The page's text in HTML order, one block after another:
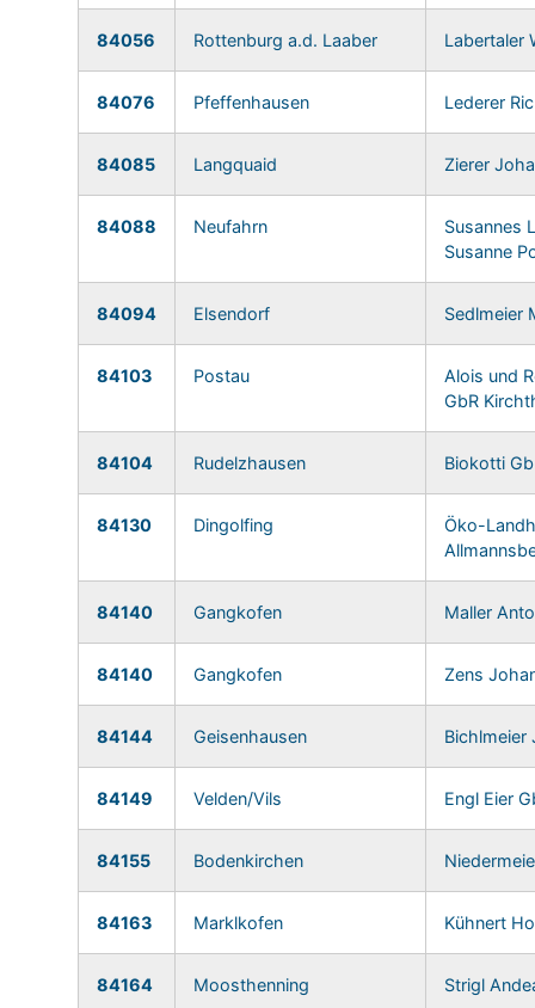
84056 Rottenburg a.d. Laaber Labertaler
84076 Pfeffenhausen Lederer
84085 Langquaid Zierer
84088 Neufahrn
Susannes
Susanne
84094 Elsendorf Sedlmeier
84103 Postau
Alois und
GbR
84104 Rudelzhausen Biokotti
84130 Dingolfing
Öko-
84140 Gangkofen Maller
84140 Gangkofen Zens
84144 Geisenhausen Bichlmeier
84149 Velden/Vils Engl Eier
84155 Bodenkirchen
84163 Marklkofen Kühnert
84164 Moosthenning Strigl